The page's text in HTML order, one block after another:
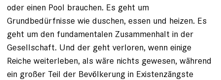
oder einen Pool brauchen. Es geht um
Grundbedürfnisse wie duschen, essen und heizen. Es
geht um den fundamentalen Zusammenhalt in der
Gesellschaft. Und der geht verloren, wenn einige
Reiche weiterleben, als wäre nichts gewesen, während
ein großer Teil der Bevölkerung in Existenzängste